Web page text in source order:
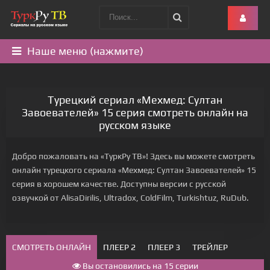
Наше меню (нажмите)
Турецкий сериал «Мехмед: Султан
Завоевателей» 15 серия смотреть онлайн на
русском языке
Добро пожаловать на «ТуркРу ТВ»! Здесь вы можете смотреть
онлайн турецкого сериала «Мехмед: Султан Завоевателей» 15
серия в хорошем качестве. Доступны версии с русской
озвучкой от AlisaDirilis, Ultradox, ColdFilm, Turkishtuz, RuDub.
СМОТРЕТЬ ОНЛАЙН ПЛЕЕР 2 ПЛЕЕР 3
ТРЕЙЛЕР
Вы остановились на 15 серии